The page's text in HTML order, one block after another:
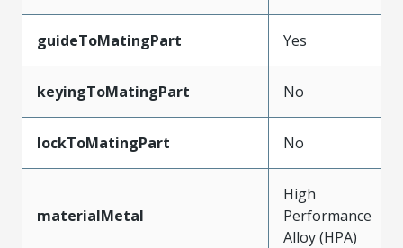
guideToMatingPart Yes
keyingToMatingPart No
lockToMatingPart No
materialMetal
High
Performance
Alloy (HPA)